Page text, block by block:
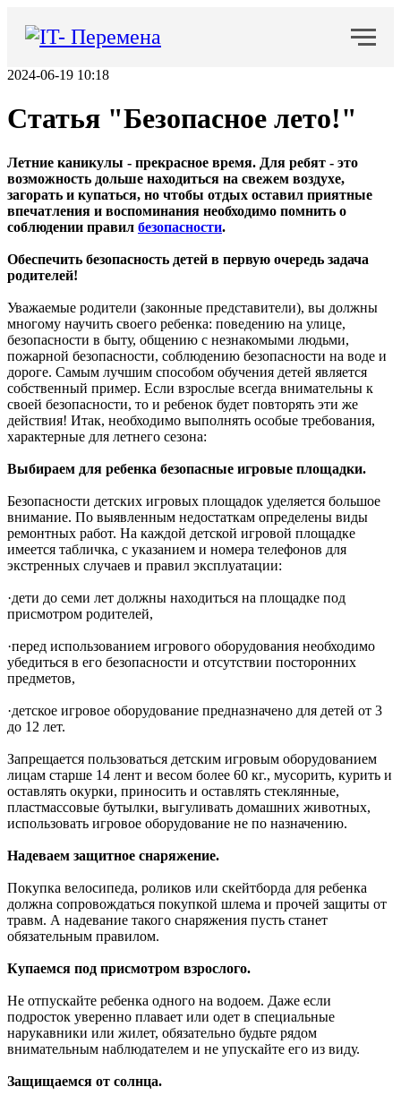
2024-06-19 10:18
Статья "Безопасное лето!"
Летние каникулы - прекрасное время. Для ребят - это
возможность дольше находиться на свежем воздухе,
загорать и купаться, но чтобы отдых оставил приятные
впечатления и воспоминания необходимо помнить о
соблюдении правил безопасности.
Обеспечить безопасность детей в первую очередь задача
родителей!
Уважаемые родители (законные представители), вы должны
многому научить своего ребенка: поведению на улице,
безопасности в быту, общению с незнакомыми людьми,
пожарной безопасности, соблюдению безопасности на воде и
дороге. Самым лучшим способом обучения детей является
собственный пример. Если взрослые всегда внимательны к
своей безопасности, то и ребенок будет повторять эти же
действия! Итак, необходимо выполнять особые требования,
характерные для летнего сезона:
Выбираем для ребенка безопасные игровые площадки.
Безопасности детских игровых площадок уделяется большое
внимание. По выявленным недостаткам определены виды
ремонтных работ. На каждой детской игровой площадке
имеется табличка, с указанием и номера телефонов для
экстренных случаев и правил эксплуатации:
·дети до семи лет должны находиться на площадке под
присмотром родителей,
·перед использованием игрового оборудования необходимо
убедиться в его безопасности и отсутствии посторонних
предметов,
·детское игровое оборудование предназначено для детей от 3
до 12 лет.
Запрещается пользоваться детским игровым оборудованием
лицам старше 14 лент и весом более 60 кг., мусорить, курить и
оставлять окурки, приносить и оставлять стеклянные,
пластмассовые бутылки, выгуливать домашних животных,
использовать игровое оборудование не по назначению.
Надеваем защитное снаряжение.
Покупка велосипеда, роликов или скейтборда для ребенка
должна сопровождаться покупкой шлема и прочей защиты от
травм. А надевание такого снаряжения пусть станет
обязательным правилом.
Купаемся под присмотром взрослого.
Не отпускайте ребенка одного на водоем. Даже если
подросток уверенно плавает или одет в специальные
нарукавники или жилет, обязательно будьте рядом
внимательным наблюдателем и не упускайте его из виду.
Защищаемся от солнца.